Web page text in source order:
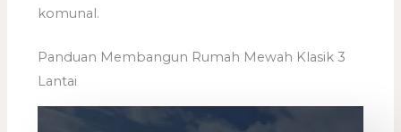
komunal.
Panduan Membangun Rumah Mewah Klasik 3
Lantai